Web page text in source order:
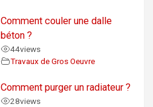
Comment couler une dalle
béton ?
44views
Travaux de Gros Oeuvre
Comment purger un radiateur ?
28views